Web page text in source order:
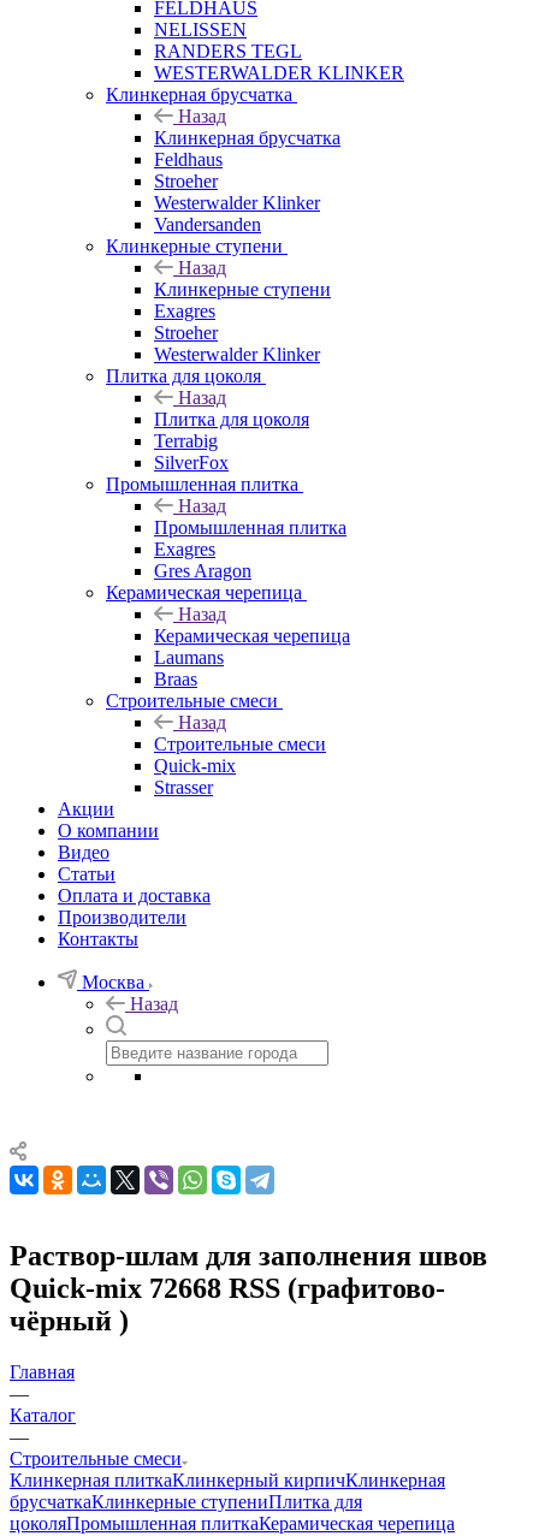
FELDHAUS
NELISSEN
RANDERS TEGL
WESTERWALDER KLINKER
Клинкерная брусчатка
Назад
Клинкерная брусчатка
Feldhaus
Stroeher
Westerwalder Klinker
Vandersanden
Клинкерные ступени
Назад
Клинкерные ступени
Exagres
Stroeher
Westerwalder Klinker
Плитка для цоколя
Назад
Плитка для цоколя
Terrabig
SilverFox
Промышленная плитка
Назад
Промышленная плитка
Exagres
Gres Aragon
Керамическая черепица
Назад
Керамическая черепица
Laumans
Braas
Строительные смеси
Назад
Строительные смеси
Quick-mix
Strasser
Акции
О компании
Видео
Статьи
Оплата и доставка
Производители
Контакты
Москва
Назад
Раствор-шлам для заполнения швов
Quick-mix 72668 RSS (графитово-
чёрный )
Главная
—
Каталог
—
Строительные смеси
Клинкерная плиткаКлинкерный кирпичКлинкерная
брусчаткаКлинкерные ступениПлитка для
цоколяПромышленная плиткаКерамическая черепица